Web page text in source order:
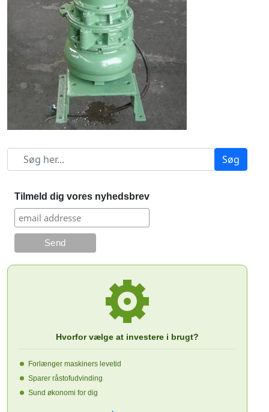
Søg
Tilmeld dig vores nyhedsbrev
Hvorfor vælge at investere i brugt?
Forlænger maskiners levetid
Sparer råstofudvinding
Sund økonomi for dig